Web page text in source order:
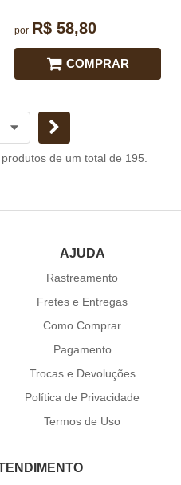
por R$ 58,80
COMPRAR
de um total de 195.
AJUDA
Rastreamento
Fretes e Entregas
Como Comprar
Pagamento
Trocas e Devoluções
Política de Privacidade
Termos de Uso